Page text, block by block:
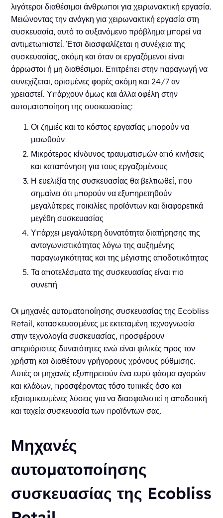
λιγότεροι διαθέσιμοι άνθρωποι για χειρωνακτική εργασία.
Μειώνοντας την ανάγκη για χειρωνακτική εργασία στη
συσκευασία, αυτό το αυξανόμενο πρόβλημα μπορεί να
αντιμετωπιστεί. Έτσι διασφαλίζεται η συνέχεια της
συσκευασίας, ακόμη και όταν οι εργαζόμενοι είναι
άρρωστοι ή μη διαθέσιμοι. Επιτρέπει στην παραγωγή να
συνεχίζεται, ορισμένες φορές ακόμη και 24/7 αν
χρειαστεί. Υπάρχουν όμως και άλλα οφέλη στην
αυτοματοποίηση της συσκευασίας:
Οι ζημιές και το κόστος εργασίας μπορούν να
μειωθούν
Μικρότερος κίνδυνος τραυματισμών από κινήσεις
και καταπόνηση για τους εργαζομένους
Η ευελιξία της συσκευασίας θα βελτιωθεί, που
σημαίνει ότι μπορούν να εξυπηρετηθούν
μεγαλύτερες ποικιλίες προϊόντων και διαφορετικά
μεγέθη συσκευασίας
Υπάρχει μεγαλύτερη δυνατότητα διατήρησης της
ανταγωνιστικότητας λόγω της αυξημένης
παραγωγικότητας και της μέγιστης αποδοτικότητας
Τα αποτελέσματα της συσκευασίας είναι πιο
συνεπή
Οι μηχανές αυτοματοποίησης συσκευασίας της Ecobliss
Retail, κατασκευασμένες με εκτεταμένη τεχνογνωσία
στην τεχνολογία συσκευασίας, προσφέρουν
απεριόριστες δυνατότητες ενώ είναι φιλικές προς τον
χρήστη και διαθέτουν γρήγορους χρόνους ρύθμισης.
Αυτές οι μηχανές εξυπηρετούν ένα ευρύ φάσμα αγορών
και κλάδων, προσφέροντας τόσο τυπικές όσο και
εξατομικευμένες λύσεις για να διασφαλιστεί η αποδοτική
και ταχεία συσκευασία των προϊόντων σας.
Μηχανές
αυτοματοποίησης
συσκευασίας της Ecobliss